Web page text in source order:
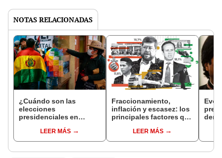
NOTAS RELACIONADAS
¿Cuándo son las
elecciones
presidenciales en
oficial según TSE
LEER MÁS
Fraccionamiento,
inflación y escasez: los
principales factores que
elecciones en Bolivia
sin Evo Morales
LEER MÁS
Evo